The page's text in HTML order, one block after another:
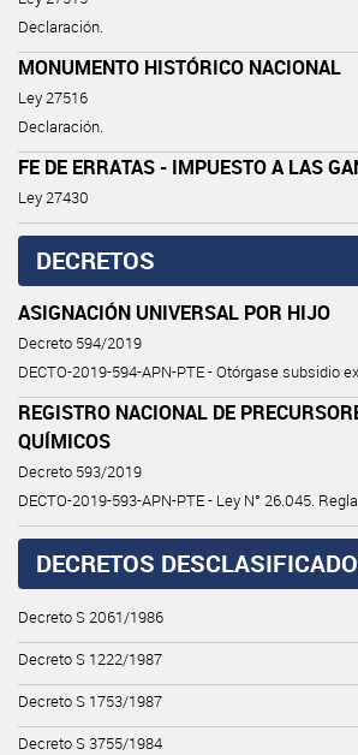
Declaración.
MONUMENTO HISTÓRICO NACIONAL
Ley 27516
Declaración.
FE DE ERRATAS - IMPUESTO A LAS
Ley 27430
DECRETOS
ASIGNACIÓN UNIVERSAL POR HIJO
Decreto 594/2019
DECTO-2019-594-APN-PTE - Otórgase subsidio
REGISTRO NACIONAL DE
QUÍMICOS
Decreto 593/2019
DECTO-2019-593-APN-PTE - Ley N° 26.045.
DECRETOS
Decreto S 2061/1986
Decreto S 1222/1987
Decreto S 1753/1987
Decreto S 3755/1984